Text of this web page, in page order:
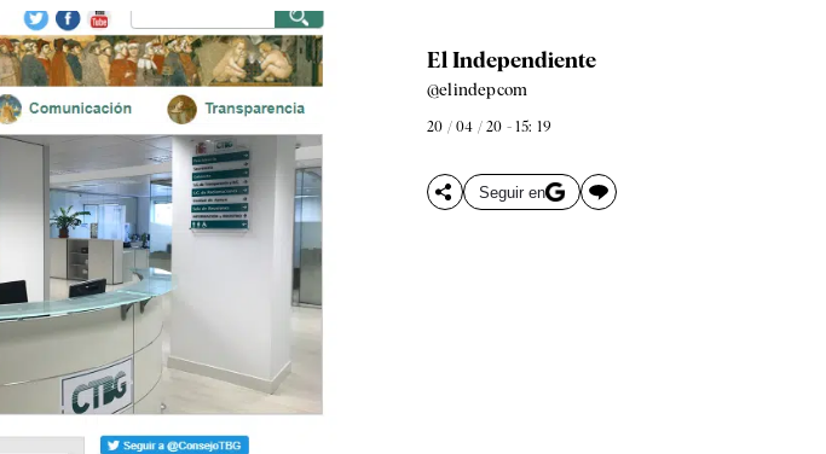
El Independiente
@elindepcom
20 / 04 / 20 - 15: 19
Seguir en